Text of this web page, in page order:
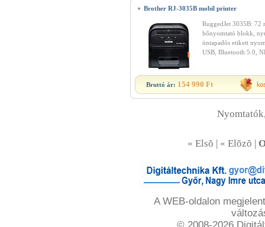
Brother RJ-3035B mobil printer
RuggedJet 3035B: 72
hőnyomtató blokk,
öntapadós etikett
USB, Bluetooth 5.0,
Bruttó ár: 154 990 Ft
« Elsõ | « Elõzõ |
A WEB-oldalon